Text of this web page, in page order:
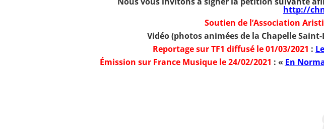
http://
Soutien de l’Association
Vidéo (photos animées de la Chapelle Saint-
Reportage sur TF1 diffusé le 01/03/2021 :
Émission sur France Musique le 24/02/2021 : « En